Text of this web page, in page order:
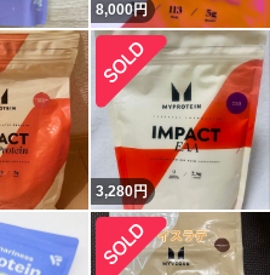
8,000円
3,280円